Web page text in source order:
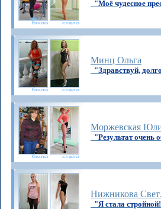
"Моё чудесное
Минц Ольга
"Здравствуй,
Моржевская
"Результат очень
Нижникова
"Я стала